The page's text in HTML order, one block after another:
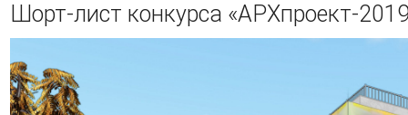
Шорт-лист конкурса «АРХпроект-